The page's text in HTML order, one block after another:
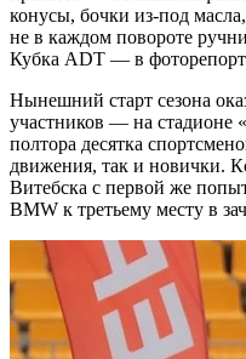
конусы, бочки из-под
не в каждом повороте
Кубка ADT — в
Нынешний старт сезона
участников — на стадионе
полтора десятка
движения, так и новички.
Витебска с первой же
BMW к третьему месту в